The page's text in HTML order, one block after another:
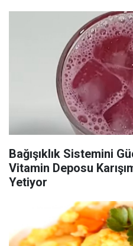
Bağışıklık Sistemini
Vitamin Deposu
Yetiyor